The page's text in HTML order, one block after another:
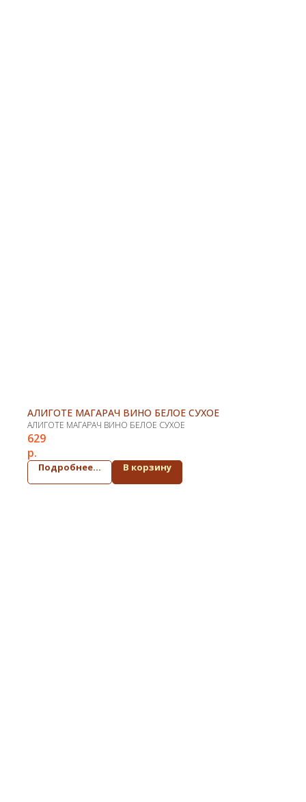
АЛИГОТЕ МАГАРАЧ ВИНО БЕЛОЕ СУХОЕ
АЛИГОТЕ МАГАРАЧ ВИНО БЕЛОЕ СУХОЕ
629
р.
Подробнее... В корзину